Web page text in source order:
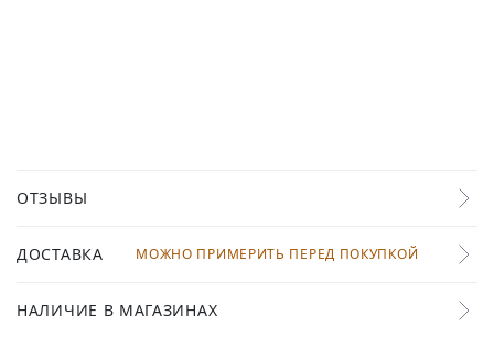
ОТЗЫВЫ
ДОСТАВКА МОЖНО ПРИМЕРИТЬ ПЕРЕД ПОКУПКОЙ
НАЛИЧИЕ В МАГАЗИНАХ